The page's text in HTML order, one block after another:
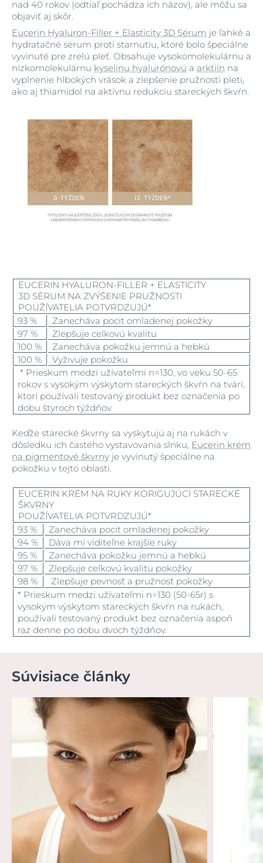
nad 40 rokov (odtiaľ pochádza ich názov), ale môžu sa
objaviť aj skôr.
Eucerin Hyaluron-Filler + Elasticity 3D Sérum je ľahké a
hydratačné sérum proti starnutiu, ktoré bolo špeciálne
vyvinuté pre zrelú pleť. Obsahuje vysokomolekulárnu a
nízkomolekulárnu kyselinu hyalurónovú a arktiín na
vyplnenie hlbokých vrások a zlepšenie pružnosti pleti,
ako aj thiamidol na aktívnu redukciu stareckých škvŕn.
EUCERIN HYALURON-FILLER + ELASTICITY
3D SÉRUM NA ZVÝŠENIE PRUŽNOSTI
POUŽÍVATELIA POTVRDZUJÚ*
93 %
Zanecháva pocit omladenej pokožky
97 %
Zlepšuje celkovú kvalitu
100 %
Zanecháva pokožku jemnú a hebkú
100 %
Vyživuje pokožku
* Prieskum medzi užívateľmi n=130, vo veku 50-65
rokov s vysokým výskytom stareckých škvŕn na tvári,
ktorí používali testovaný produkt bez označenia po
dobu štyroch týždňov.
Keďže starecké škvrny sa vyskytujú aj na rukách v
dôsledku ich častého vystavovania slnku, Eucerin krém
na pigmentové škvrny je vyvinutý špeciálne na
pokožku v tejto oblasti.
EUCERIN KRÉM NA RUKY KORIGUJÚCI STARECKÉ
ŠKVRNY
POUŽÍVATELIA POTVRDZUJÚ*
93 %
Zanecháva pocit omladenej pokožky
94 %
Dáva mi viditeľne krajšie ruky
95 %
Zanecháva pokožku jemnú a hebkú
97 %
Zlepšuje celkovú kvalitu pokožky
98 %
Zlepšuje pevnosť a pružnosť pokožky
* Prieskum medzi užívateľmi n=130 (50-65r) s
vysokým výskytom stareckých škvŕn na rukách,
používali testovaný produkt bez označenia aspoň
raz denne po dobu dvoch týždňov.
Súvisiace články